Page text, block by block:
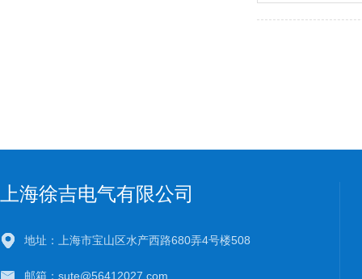
上海徐吉电气有限公司
地址：上海市宝山区水产西路680弄4号楼508
邮箱：sute@56412027.com